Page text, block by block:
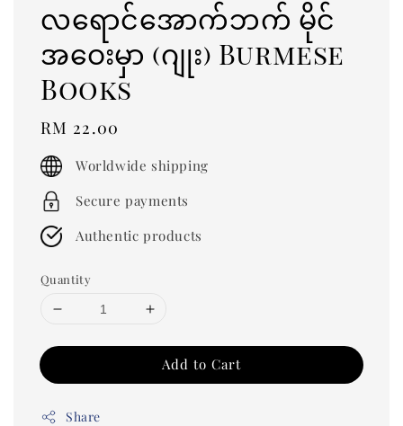
လရောင်အောက်ဘက် မိုင်
အဝေးမှာ (ဂျုး) Burmese
Books
Regular
price
RM 22.00
Worldwide shipping
Secure payments
Authentic products
Quantity
Add to Cart
Share